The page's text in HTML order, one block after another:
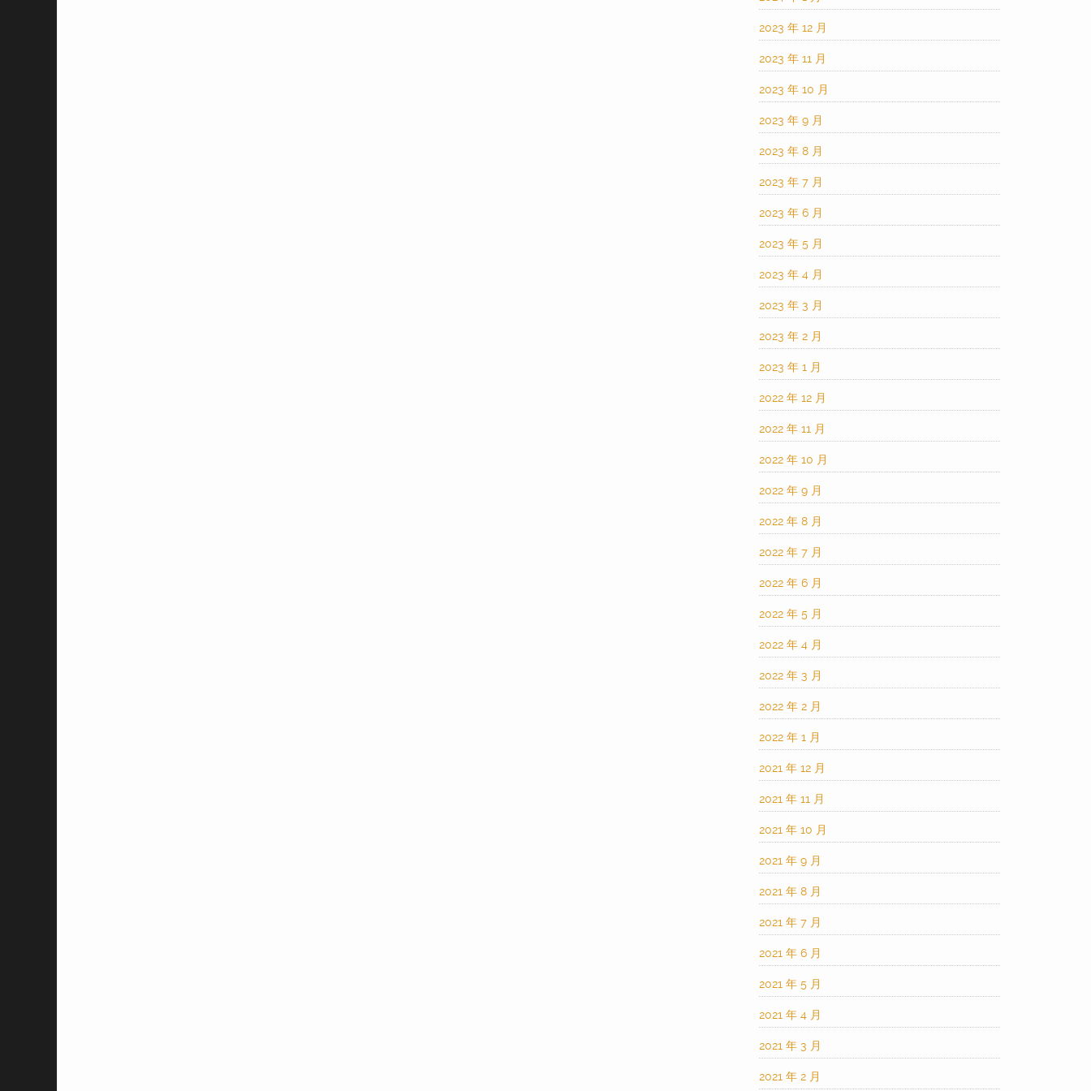
2023 年 12 月
2023 年 11 月
2023 年 10 月
2023 年 9 月
2023 年 8 月
2023 年 7 月
2023 年 6 月
2023 年 5 月
2023 年 4 月
2023 年 3 月
2023 年 2 月
2023 年 1 月
2022 年 12 月
2022 年 11 月
2022 年 10 月
2022 年 9 月
2022 年 8 月
2022 年 7 月
2022 年 6 月
2022 年 5 月
2022 年 4 月
2022 年 3 月
2022 年 2 月
2022 年 1 月
2021 年 12 月
2021 年 11 月
2021 年 10 月
2021 年 9 月
2021 年 8 月
2021 年 7 月
2021 年 6 月
2021 年 5 月
2021 年 4 月
2021 年 3 月
2021 年 2 月